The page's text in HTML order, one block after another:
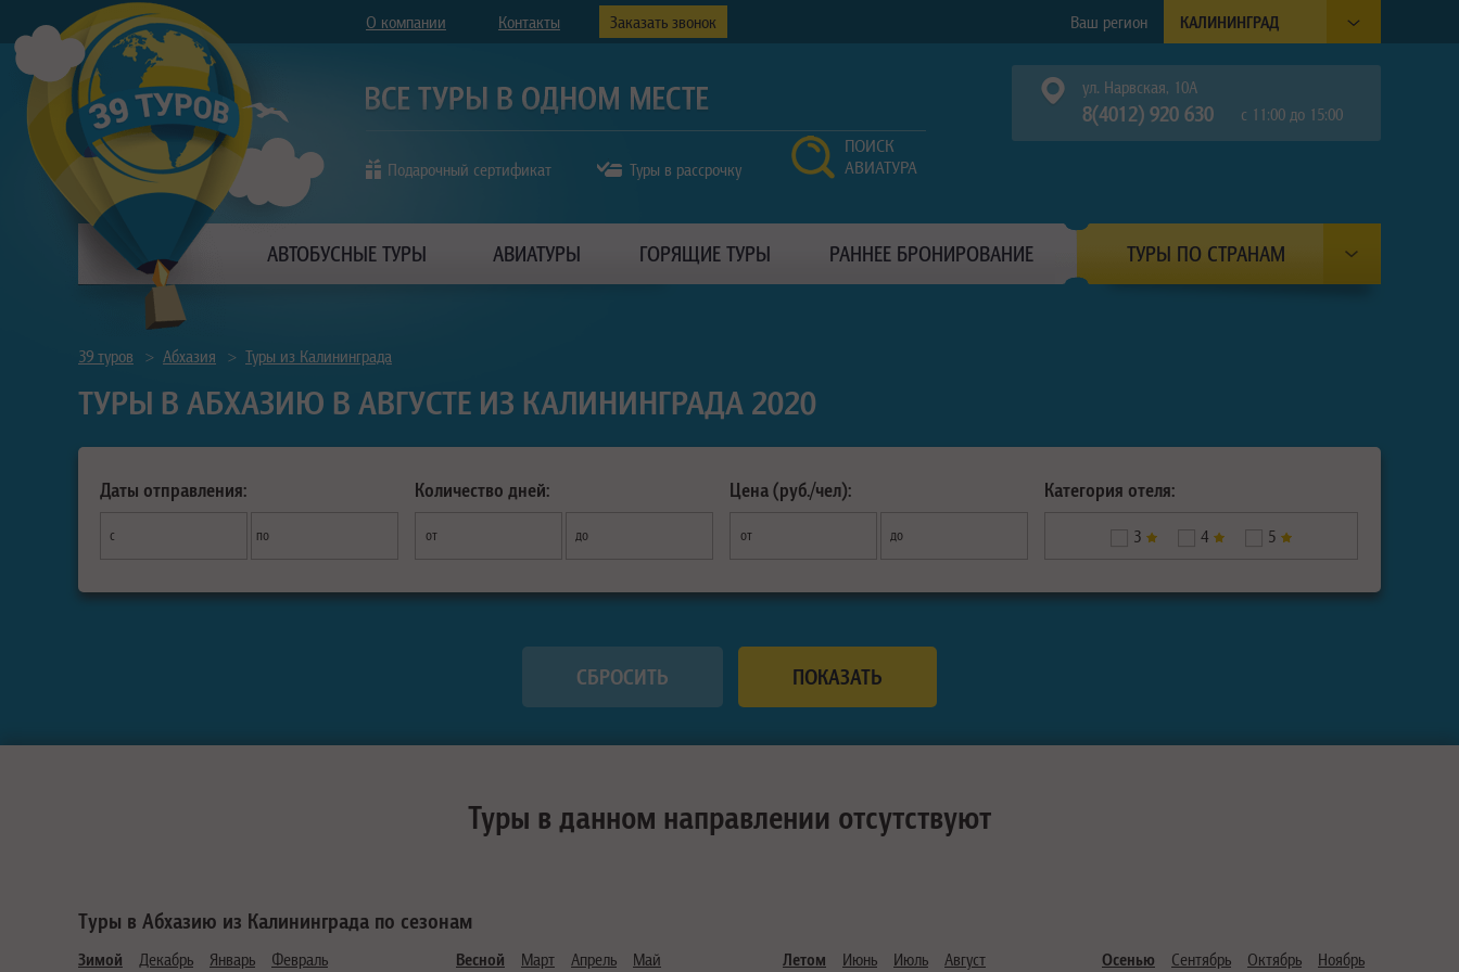
О компании Контакты Заказать звонок КАЛИНИНГРАД
Ваш регион
ТУРЫ ПО СТРАНАМ
Подарочный сертификат Туры в рассрочку
ПОИСК
АВИАТУРА
ул. Нарвская, 10А
с 11:00 до 15:00
8(4012) 920 630
АВТОБУСНЫЕ ТУРЫ АВИАТУРЫ ГОРЯЩИЕ ТУРЫ РАННЕЕ БРОНИРОВАНИЕ
39 туров > Абхазия > Туры из Калининграда
ТУРЫ В АБХАЗИЮ В АВГУСТЕ ИЗ КАЛИНИНГРАДА 2020
Даты отправления:
с по
Количество дней:
от до
Цена (руб./чел):
от до
Категория отеля:
3 4 5
Туры в данном направлении отсутствуют
Туры в Абхазию из Калининграда по сезонам
Зимой Декабрь Январь Февраль Весной Март Апрель Май Летом Июнь Июль Август Осенью Сентябрь Октябрь Ноябрь